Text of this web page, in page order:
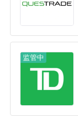
监管中